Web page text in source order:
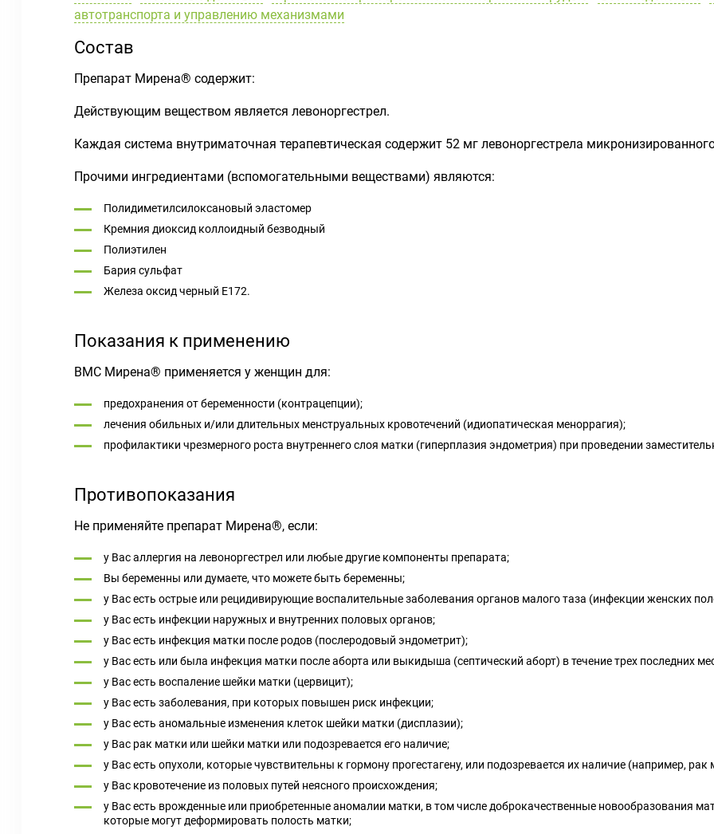
автотранспорта и управлению механизмами
Состав
Препарат Мирена® содержит:
Действующим веществом является левоноргестрел.
Каждая система внутриматочная терапевтическая содержит 52 мг левоноргестрела
Прочими ингредиентами (вспомогательными веществами) являются:
Полидиметилсилоксановый эластомер
Кремния диоксид коллоидный безводный
Полиэтилен
Бария сульфат
Железа оксид черный E172.
Показания к применению
ВМС Мирена® применяется у женщин для:
предохранения от беременности (контрацепции);
лечения обильных и/или длительных менструальных кровотечений (идиопатическая меноррагия);
профилактики чрезмерного роста внутреннего слоя матки (гиперплазия эндометрия) при проведении
Противопоказания
Не применяйте препарат Мирена®, если:
у Вас аллергия на левоноргестрел или любые другие компоненты препарата;
Вы беременны или думаете, что можете быть беременны;
у Вас есть острые или рецидивирующие воспалительные заболевания органов малого таза (инфекции женских
у Вас есть инфекции наружных и внутренних половых органов;
у Вас есть инфекция матки после родов (послеродовый эндометрит);
у Вас есть или была инфекция матки после аборта или выкидыша (септический аборт) в течение трех последних
у Вас есть воспаление шейки матки (цервицит);
у Вас есть заболевания, при которых повышен риск инфекции;
у Вас есть аномальные изменения клеток шейки матки (дисплазии);
у Вас рак матки или шейки матки или подозревается его наличие;
у Вас есть опухоли, которые чувствительны к гормону прогестагену, или подозревается их наличие (например,
у Вас кровотечение из половых путей неясного происхождения;
у Вас есть врожденные или приобретенные аномалии матки, в том числе доброкачественные новообразования
которые могут деформировать полость матки;